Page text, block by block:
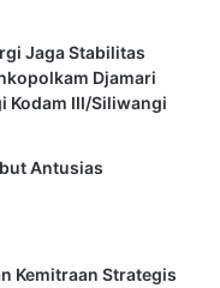
Jaga Stabilitas
Djamari
Kodam III/Siliwangi
Antusias
Kemitraan Strategis